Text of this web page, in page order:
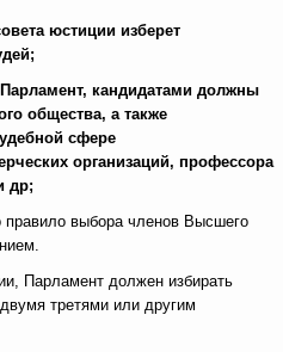
юстиции изберет
кандидатами должны
общества, а также
сфере
организаций, профессора
др;
правило выбора членов Высшего
Парламент должен избирать
третями или другим